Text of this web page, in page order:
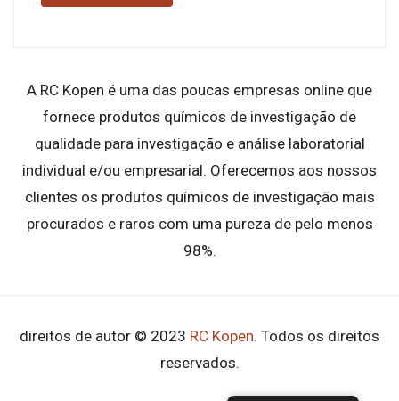
A RC Kopen é uma das poucas empresas online que
fornece produtos químicos de investigação de
qualidade para investigação e análise laboratorial
individual e/ou empresarial. Oferecemos aos nossos
clientes os produtos químicos de investigação mais
procurados e raros com uma pureza de pelo menos
98%.
direitos de autor © 2023 RC Kopen. Todos os direitos
reservados.